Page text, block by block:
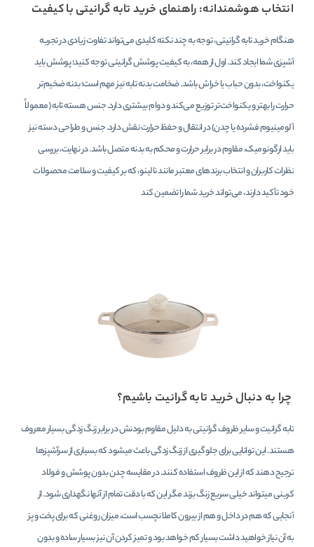
انتخاب هوشمندانه: راهنمای خرید تابه گرانیتی با کیفیت
هنگام خرید تابه گرانیتی، توجه به چند نکته کلیدی می‌تواند تفاوت زیادی در تجربه
آشپزی شما ایجاد کند. اول از همه، به کیفیت پوشش گرانیتی توجه کنید؛ پوشش باید
یکنواخت، بدون حباب یا خراش باشد. ضخامت بدنه تابه نیز مهم است؛ بدنه ضخیم‌تر
حرارت را بهتر و یکنواخت‌تر توزیع می‌کند و دوام بیشتری دارد. جنس هسته تابه (معمولاً
آلومینیوم فشرده یا چدن) در انتقال و حفظ حرارت نقش دارد. جنس و طراحی دسته نیز
باید ارگونومیک، مقاوم در برابر حرارت و محکم به بدنه متصل باشد. در نهایت، بررسی
نظرات کاربران و انتخاب برندهای معتبر مانند نالینو، که بر کیفیت و سلامت محصولات
خود تأکید دارند، می‌تواند خرید شما را تضمین کند
چرا به دنبال خرید تابه گرانیت باشیم؟
تابه گرانیت و سایر ظروف گرانیتی به دلیل مقاوم بودنش در برابر زنگ زدگی بسیار معروف
هستند. این توانایی برای جلوگیری از زنگ زدگی باعث میشود که بسیاری از سرآشپزها
ترجیح دهند که از این ظروف استفاده کنند. در مقایسه چدن بدون پوشش و فولاد
کربنی میتواند خیلی سریع زنگ بزند مگر این که با دقت تمام از آنها نگهداری شود. از
آنجایی که هم در داخل و هم از بیرون کاملا نچسب است، میزان روغنی که برای پخت و پز
به آن نیاز خواهید داشت بسیار کم خواهد بود و تمیز کردن آن نیز بسیار ساده و بدون